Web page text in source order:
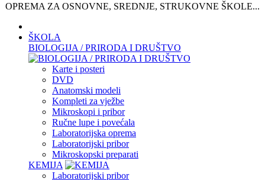
OPREMA ZA OSNOVNE, SREDNJE, STRUKOVNE ŠKOLE...
ŠKOLA
BIOLOGIJA / PRIRODA I DRUŠTVO
Karte i posteri
DVD
Anatomski modeli
Kompleti za vježbe
Mikroskopi i pribor
Ručne lupe i povećala
Laboratorijska oprema
Laboratorijski pribor
Mikroskopski preparati
KEMIJA
Laboratorijski pribor